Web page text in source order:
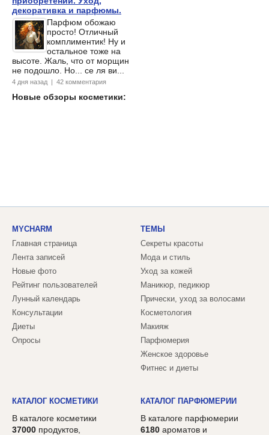
декоративка и парфюмы.
Парфюм обожаю
просто! Отличный
комплиментик! Ну и
остальное тоже на
высоте. Жаль, что от морщин
не подошло. Но... се ля ви...
4 дня назад | 42 комментария
Новые обзоры косметики:
MYCHARM
Главная страница
Лента записей
Новые фото
Рейтинг пользователей
Лунный календарь
Консультации
Диеты
Опросы
ТЕМЫ
Секреты красоты
Мода и стиль
Уход за кожей
Маникюр, педикюр
Прически, уход за волосами
Косметология
Макияж
Парфюмерия
Женское здоровье
Фитнес и диеты
КАТАЛОГ КОСМЕТИКИ
В каталоге косметики
37000 продуктов,
КАТАЛОГ ПАРФЮМЕРИИ
В каталоге парфюмерии
6180 ароматов и